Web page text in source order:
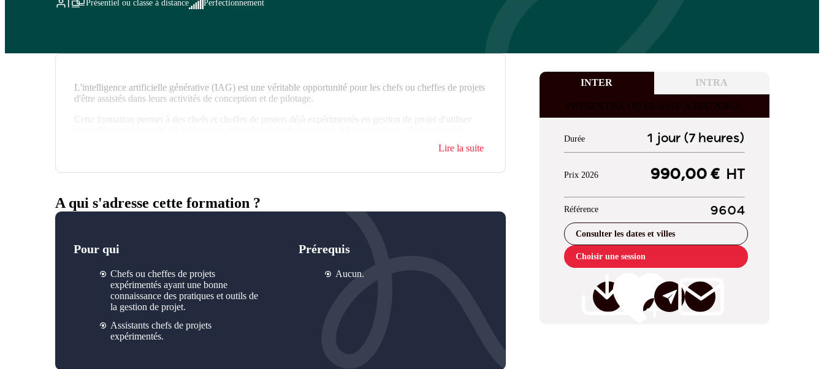
Présentiel ou classe à distance Perfectionnement
INTER INTRA
PRESENTIEL OU CLASSE A DISTANCE
Durée 1 jour (7 heures)
Prix 2026 990,00 €HT
Référence 9604
Consulter les dates et villes
Choisir une session
L'intelligence artificielle générative (IAG) est une véritable opportunité pour les chefs ou cheffes de projets
d'être assistés dans leurs activités de conception et de pilotage.
Cette formation permet à des chefs et cheffes de projets déjà expérimentés en gestion de projet d'utiliser
Lire la suite
A qui s'adresse cette formation ?
Pour qui
Chefs ou cheffes de projets
expérimentésayant une bonne
connaissance des pratiques et outils de
la gestion de projet.
Assistants chefs de projets
expérimentés.
Prérequis
Aucun.